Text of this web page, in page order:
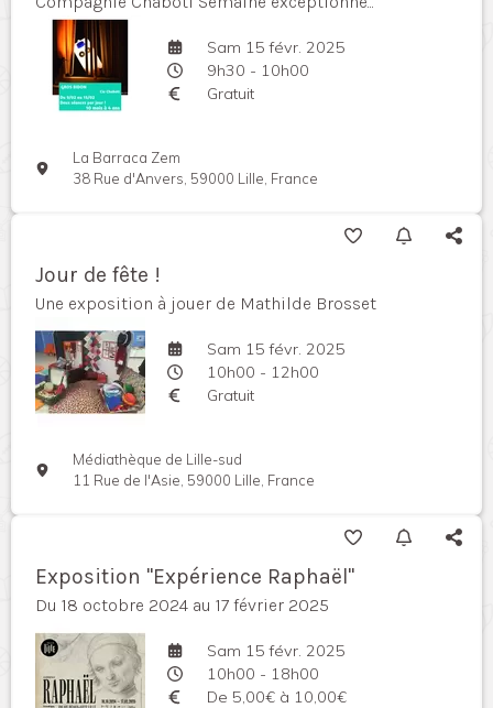
Sam 15 févr. 2025
9h30 - 10h00
Gratuit
La Barraca Zem
38 Rue d'Anvers, 59000 Lille, France
Jour de fête !
Une exposition à jouer de Mathilde Brosset
Sam 15 févr. 2025
10h00 - 12h00
Gratuit
Médiathèque de Lille-sud
11 Rue de l'Asie, 59000 Lille, France
Exposition "Expérience Raphaël"
Du 18 octobre 2024 au 17 février 2025
Sam 15 févr. 2025
10h00 - 18h00
De 5,00€ à 10,00€